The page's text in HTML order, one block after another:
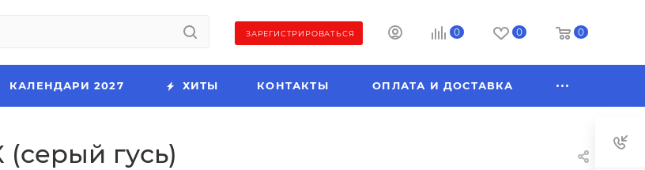
ЗАРЕГИСТРИРОВАТЬСЯ 0 0 0
КАЛЕНДАРИ 2027 ХИТЫ КОНТАКТЫ ОПЛАТА И ДОСТАВКА
гусь)